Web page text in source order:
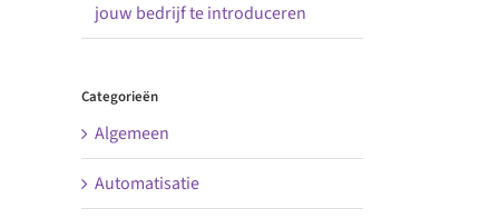
jouw bedrijf te introduceren
Categorieën
Algemeen
Automatisatie